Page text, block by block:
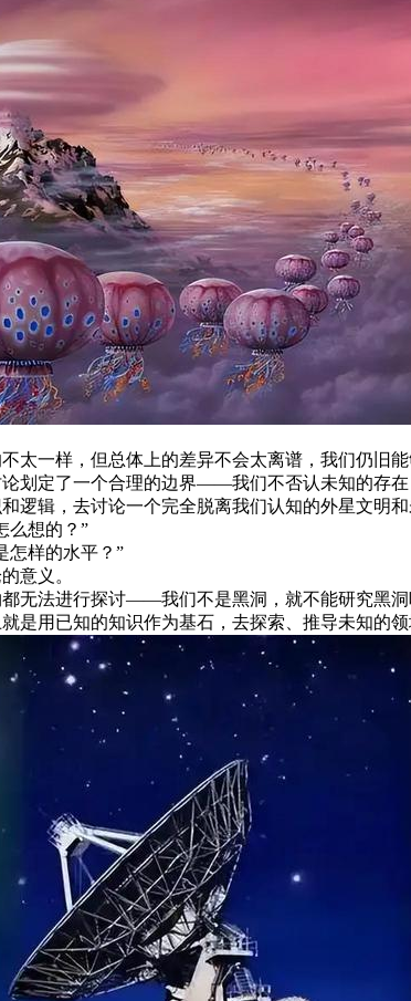
太一样，但总体上的差异不会太离谱，我们仍旧
划定了一个合理的边界——我们不否认未知的存在
逻辑，去讨论一个完全脱离我们认知的外星文明
么想的？”
怎样的水平？”
意义。
无法进行探讨——我们不是黑洞，就不能研究黑
是用已知的知识作为基石，去探索、推导未知的